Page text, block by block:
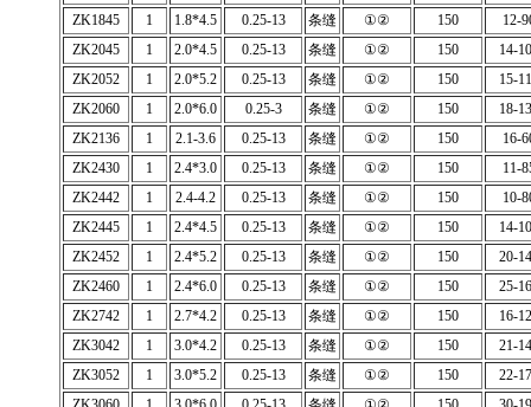
ZK1845
1 1.8*4.5 0.25-13 条缝 ①② 150
12-
ZK2045
1 2.0*4.5 0.25-13 条缝 ①② 150
14-
ZK2052
1 2.0*5.2 0.25-13 条缝 ①② 150
15-
ZK2060
1 2.0*6.0 0.25-3 条缝 ①② 150
18-
ZK2136
1 2.1-3.6 0.25-13 条缝 ①② 150
16-
ZK2430
1 2.4*3.0 0.25-13 条缝 ①② 150
11-
ZK2442
1 2.4-4.2 0.25-13 条缝 ①② 150
10-
ZK2445
1 2.4*4.5 0.25-13 条缝 ①② 150
14-
ZK2452
1 2.4*5.2 0.25-13 条缝 ①② 150
20-
ZK2460
1 2.4*6.0 0.25-13 条缝 ①② 150
25-
ZK2742
1 2.7*4.2 0.25-13 条缝 ①② 150
16-
ZK3042
1 3.0*4.2 0.25-13 条缝 ①② 150
21-
ZK3052
1 3.0*5.2 0.25-13 条缝 ①② 150
22-